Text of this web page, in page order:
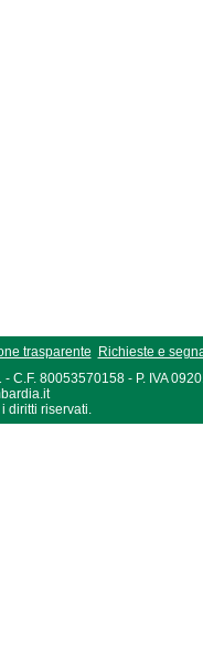
trasparente
Richieste e
C.F. 80053570158 - P. IVA
diritti riservati.